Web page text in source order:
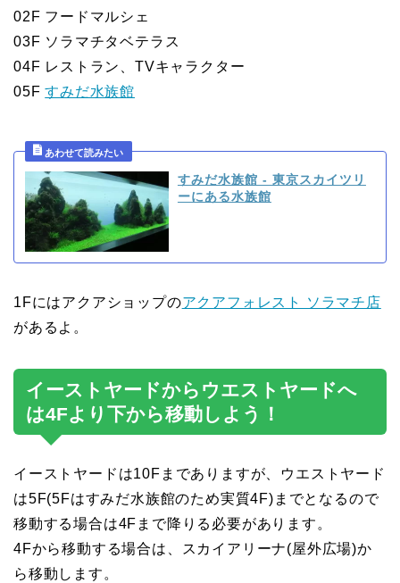
02F フードマルシェ
03F ソラマチタベテラス
04F レストラン、TVキャラクター
05Fすみだ水族館
すみだ水族館 - 東京スカイツリ
ーにある水族館
1Fにはアクアショップのアクアフォレスト ソラマチ店
があるよ。
イーストヤードからウエストヤードへ
は4Fより下から移動しよう！
イーストヤードは10Fまでありますが、ウエストヤード
は5F(5Fはすみだ水族館のため実質4F)までとなるので
移動する場合は4Fまで降りる必要があります。
4Fから移動する場合は、スカイアリーナ(屋外広場)か
ら移動します。